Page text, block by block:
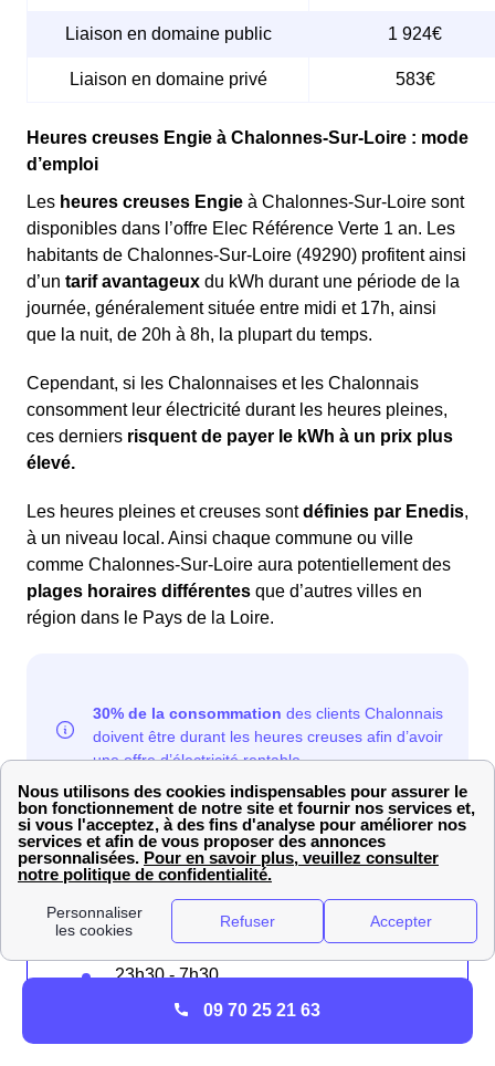
Liaison en domaine public 1 924€
Liaison en domaine privé 583€
Heures creuses Engie à Chalonnes-Sur-Loire : mode
d’emploi
Les heures creuses Engie à Chalonnes-Sur-Loire sont
disponibles dans l’offre Elec Référence Verte 1 an. Les
habitants de Chalonnes-Sur-Loire (49290) profitent ainsi
d’un tarif avantageux du kWh durant une période de la
journée, généralement située entre midi et 17h, ainsi
que la nuit, de 20h à 8h, la plupart du temps.
Cependant, si les Chalonnaises et les Chalonnais
consomment leur électricité durant les heures pleines,
ces derniers risquent de payer le kWh à un prix plus
élevé.
Les heures pleines et creuses sontdéfinies par Enedis,
à un niveau local. Ainsi chaque commune ou ville
comme Chalonnes-Sur-Loire aura potentiellement des
plages horaires différentes que d’autres villes en
région dans le Pays de la Loire.
Les plages d'heures creuses pour Chalonnes-
Sur-Loire :
22h30 - 6h30
1h00 - 7h00 et 15h00 - 17h00
23h30 - 7h30
0h00 - 8h0009 70 25 21 63